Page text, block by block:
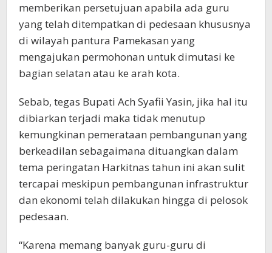
memberikan persetujuan apabila ada guru
yang telah ditempatkan di pedesaan khususnya
di wilayah pantura Pamekasan yang
mengajukan permohonan untuk dimutasi ke
bagian selatan atau ke arah kota.
Sebab, tegas Bupati Ach Syafii Yasin, jika hal itu
dibiarkan terjadi maka tidak menutup
kemungkinan pemerataan pembangunan yang
berkeadilan sebagaimana dituangkan dalam
tema peringatan Harkitnas tahun ini akan sulit
tercapai meskipun pembangunan infrastruktur
dan ekonomi telah dilakukan hingga di pelosok
pedesaan.
“Karena memang banyak guru-guru di